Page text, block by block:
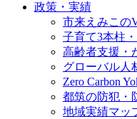
政策・実績
市来えみこの
子育て3本柱
高齢者支援・
グローバル人
Zero Carbon
都筑の防犯・
地域実績マッ